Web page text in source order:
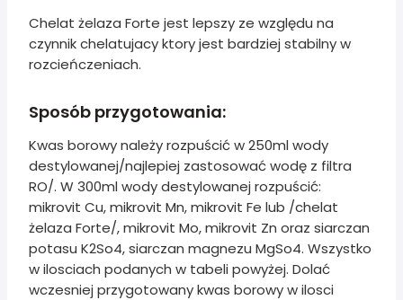
Chelat żelaza Forte jest lepszy ze względu na
czynnik chelatujacy ktory jest bardziej stabilny w
rozcieńczeniach.
Sposób przygotowania:
Kwas borowy należy rozpuścić w 250ml wody
destylowanej/najlepiej zastosować wodę z filtra
RO/. W 300ml wody destylowanej rozpuścić:
mikrovit Cu, mikrovit Mn, mikrovit Fe lub /chelat
żelaza Forte/, mikrovit Mo, mikrovit Zn oraz siarczan
potasu K2So4, siarczan magnezu MgSo4. Wszystko
w ilosciach podanych w tabeli powyżej. Dolać
wczesniej przygotowany kwas borowy w ilosci